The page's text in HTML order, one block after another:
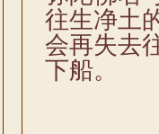
往生净土
会再失去
下船。